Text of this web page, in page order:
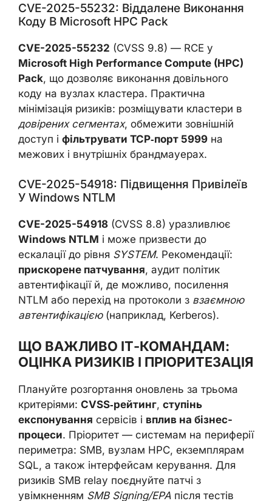
CVE-2025-55232: Віддалене Виконання
Коду В Microsoft HPC Pack
CVE-2025-55232 (CVSS 9.8) — RCE у
Microsoft High Performance Compute (HPC)
Pack, що дозволяє виконання довільного
коду на вузлах кластера. Практична
мінімізація ризиків: розміщувати кластери в
довірених сегментах, обмежити зовнішній
доступ і фільтрувати TCP‑порт 5999 на
межових і внутрішніх брандмауерах.
CVE-2025-54918: Підвищення Привілеїв
У Windows NTLM
CVE-2025-54918 (CVSS 8.8) уразливлює
Windows NTLM і може призвести до
ескалації до рівня SYSTEM. Рекомендації:
прискорене патчування, аудит політик
автентифікації й, де можливо, посилення
NTLM або перехід на протоколи з взаємною
автентифікацією(наприклад, Kerberos).
ЩО ВАЖЛИВО ІТ-КОМАНДАМ:
ОЦІНКА РИЗИКІВ І ПРІОРИТЕЗАЦІЯ
Плануйте розгортання оновлень за трьома
критеріями: CVSS‑рейтинг, ступінь
експонування сервісів і вплив на бізнес-
процеси. Пріоритет — системам на периферії
периметра: SMB, вузлам HPC, екземплярам
SQL, а також інтерфейсам керування. Для
ризиків SMB relay поєднуйте патчі з
увімкненням SMB Signing/EPA після тестів